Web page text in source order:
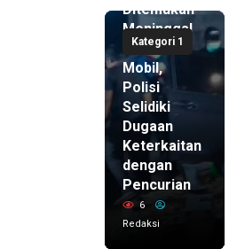
Kategori 1
Ditemukan
Meninggal
di Dalam
Mobil,
Polisi
Selidiki
Dugaan
Keterkaitan
dengan
Pencurian
6
Redaksi